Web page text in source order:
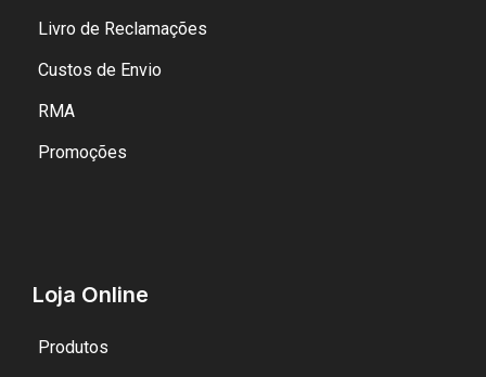
Livro de Reclamações
Custos de Envio
RMA
Promoções
Loja Online
Produtos